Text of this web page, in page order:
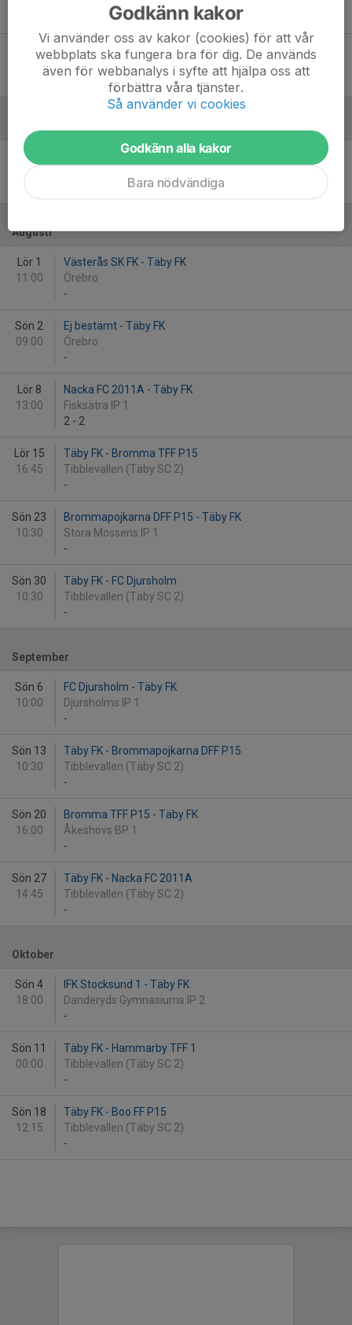
Sön 31
Boo FF P15 - Täby FK
Myrsjö IP 1
Ons 10
Täby FK - IFK Stocksund 1
Augusti
Lör 1
11:00
Västerås SK FK - Täby FK
Örebro
-
Sön 2
09:00
Ej bestämt - Täby FK
Örebro
-
Lör 8
13:00
Nacka FC 2011A - Täby FK
Fisksätra IP 1
2 - 2
Lör 15
16:45
Täby FK - Bromma TFF P15
Tibblevallen (Täby SC 2)
-
Sön 23
10:30
Brommapojkarna DFF P15 - Täby FK
Stora Mossens IP 1
-
Sön 30
10:30
Täby FK - FC Djursholm
Tibblevallen (Täby SC 2)
-
September
Sön 6
10:00
FC Djursholm - Täby FK
Djursholms IP 1
-
Sön 13
10:30
Täby FK - Brommapojkarna DFF P15
Tibblevallen (Täby SC 2)
-
Sön 20
16:00
Bromma TFF P15 - Täby FK
Åkeshovs BP 1
-
Sön 27
14:45
Täby FK - Nacka FC 2011A
Tibblevallen (Täby SC 2)
-
Oktober
Sön 4
18:00
IFK Stocksund 1 - Täby FK
Danderyds Gymnasiums IP 2
-
Sön 11
00:00
Täby FK - Hammarby TFF 1
Tibblevallen (Täby SC 2)
-
Sön 18
12:15
Täby FK - Boo FF P15
Tibblevallen (Täby SC 2)
-
Godkänn kakor
Vi använder oss av kakor (cookies) för att vår
webbplats ska fungera bra för dig. De används
även för webbanalys i syfte att hjälpa oss att
förbättra våra tjänster.
Så använder vi cookies
Godkänn alla kakor
Bara nödvändiga